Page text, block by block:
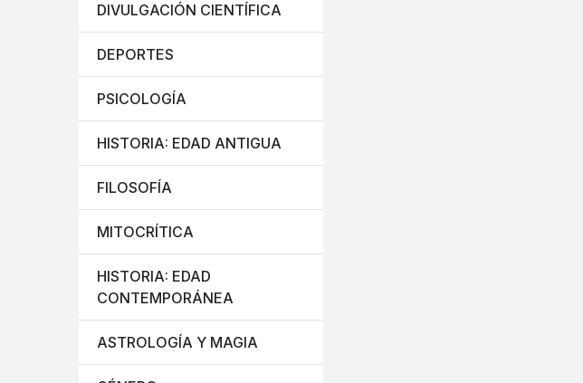
DIVULGACIÓN CIENTÍFICA
DEPORTES
PSICOLOGÍA
HISTORIA: EDAD ANTIGUA
FILOSOFÍA
MITOCRÍTICA
HISTORIA: EDAD
CONTEMPORÁNEA
ASTROLOGÍA Y MAGIA